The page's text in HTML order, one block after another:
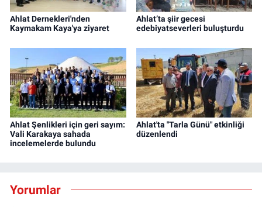
Ahlat Dernekleri'nden
Kaymakam Kaya'ya ziyaret
Ahlat’ta şiir gecesi
edebiyatseverleri buluşturdu
Ahlat Şenlikleri için geri sayım:
Vali Karakaya sahada
incelemelerde bulundu
Ahlat'ta "Tarla Günü" etkinliği
düzenlendi
Yorumlar